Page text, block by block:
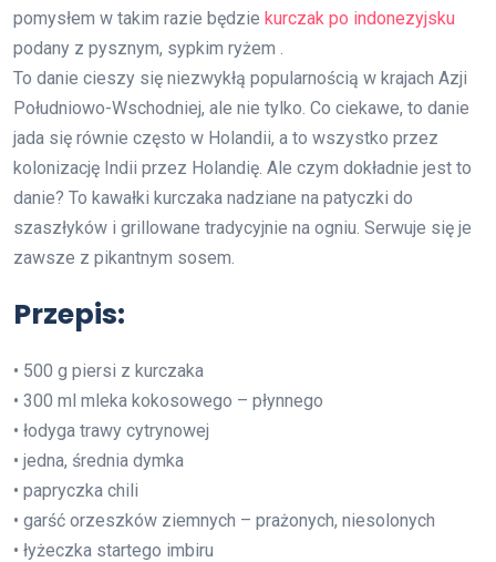
pomysłem w takim razie będzie kurczak po indonezyjsku
podany z pysznym, sypkim ryżem .
To danie cieszy się niezwykłą popularnością w krajach Azji
Południowo-Wschodniej, ale nie tylko. Co ciekawe, to danie
jada się równie często w Holandii, a to wszystko przez
kolonizację Indii przez Holandię. Ale czym dokładnie jest to
danie? To kawałki kurczaka nadziane na patyczki do
szaszłyków i grillowane tradycyjnie na ogniu. Serwuje się je
zawsze z pikantnym sosem.
Przepis:
• 500 g piersi z kurczaka
• 300 ml mleka kokosowego – płynnego
• łodyga trawy cytrynowej
• jedna, średnia dymka
• papryczka chili
• garść orzeszków ziemnych – prażonych, niesolonych
• łyżeczka startego imbiru